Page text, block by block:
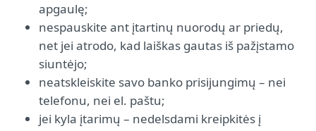
apgaulę;
nespauskite ant įtartinų nuorodų ar priedų,
net jei atrodo, kad laiškas gautas iš pažįstamo
siuntėjo;
neatskleiskite savo banko prisijungimų – nei
telefonu, nei el. paštu;
jei kyla įtarimų – nedelsdami kreipkitės į